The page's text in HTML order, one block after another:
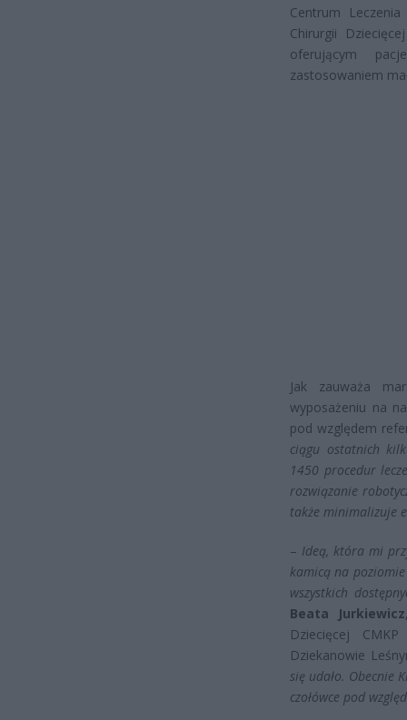
Centrum
Chirurgii
oferującym
zastosowaniem
Jak zauważa
wyposażeniu na
pod względem
ciągu ostatnich
1450 procedur
rozwiązanie
także minimalizuje
– Ideą, która mi
kamicą na
wszystkich
Beata Jurkiewicz
Dziecięcej
Dziekanowie
się udało. Obecnie
czołówce pod